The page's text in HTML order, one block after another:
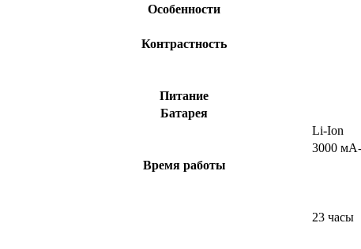
Особенности
Контрастность
Питание
Батарея
Li-Ion
3000
Время работы
23 часы